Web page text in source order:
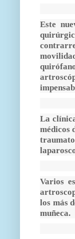
Este
La
médicos
Varios
los más
muñeca.